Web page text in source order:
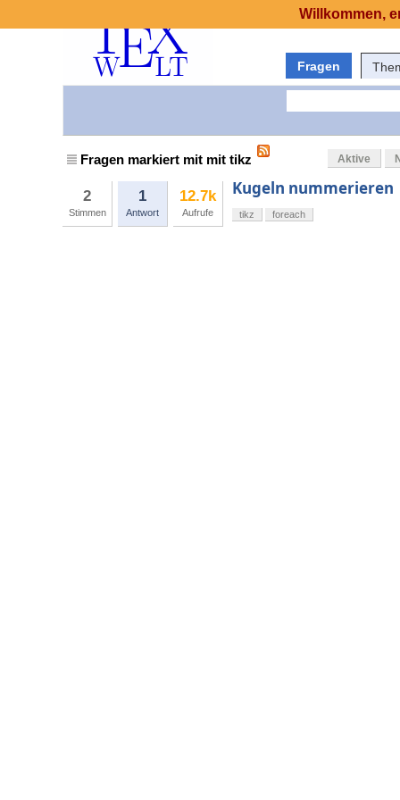
Fragen
Fragen markiert mit mit tikz Aktive
2
Stimmen
1
Antwort
12.7k
Aufrufe
Kugeln nummerieren
tikz foreach
Willkommen,